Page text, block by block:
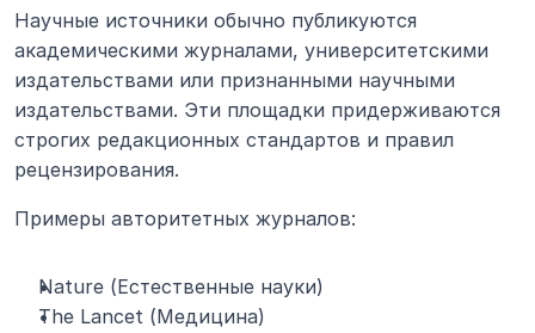
Научные источники обычно публикуются
академическими журналами, университетскими
издательствами или признанными научными
издательствами. Эти площадки придерживаются
строгих редакционных стандартов и правил
рецензирования.
Примеры авторитетных журналов:
Nature (Естественные науки)
The Lancet (Медицина)